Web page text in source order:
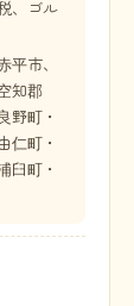
、ゴル
市、
知郡
野町・
仁町・
臼町・